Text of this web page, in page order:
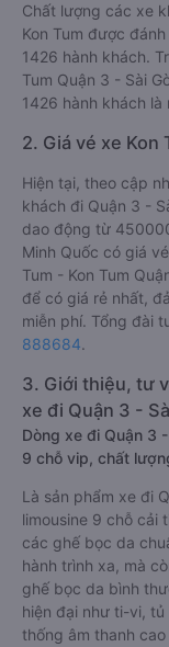
Chất lượng các xe
Kon Tum được
1426 hành khách.
Tum Quận 3 - Sài
1426 hành khách là
2. Giá vé xe Kon
Hiện tại, theo cập
khách đi Quận 3 -
dao động từ
Minh Quốc có giá
Tum - Kon Tum
để có giá rẻ nhất,
miễn phí. Tổng đài
888684.
3. Giới thiệu, tư
xe đi Quận 3 -
Dòng xe đi Quận 3
9 chỗ vip, chất
Là sản phẩm xe đi
limousine 9 chỗ cải
các ghế bọc da
hành trình xa, mà
ghế bọc da bình
hiện đại như ti-vi, tủ
thống âm thanh